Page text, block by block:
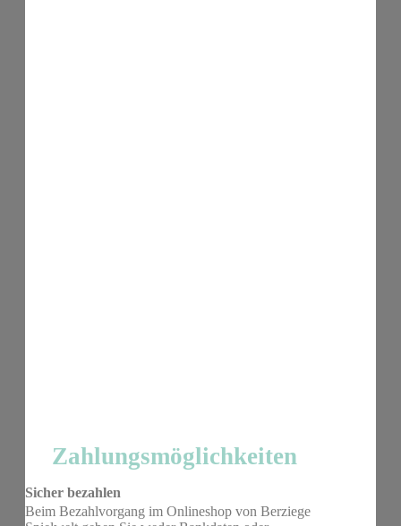
Zahlungsmöglichkeiten
Sicher bezahlen
Beim Bezahlvorgang im Onlineshop von Berziege